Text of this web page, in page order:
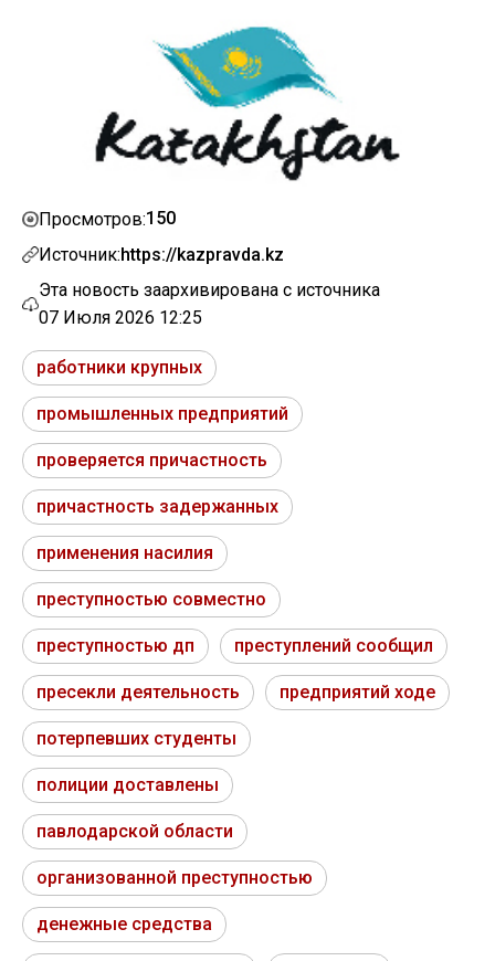
Просмотров:150
Источник:https://kazpravda.kz
Эта новость заархивирована с источника
07 Июля 2026 12:25
работники крупных
промышленных предприятий
проверяется причастность
причастность задержанных
применения насилия
преступностью совместно
преступностью дп преступлений сообщил
пресекли деятельность предприятий ходе
потерпевших студенты
полиции доставлены
павлодарской области
организованной преступностью
денежные средства